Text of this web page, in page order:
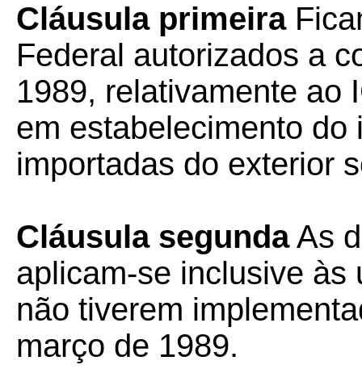
Cláusula primeira
Federal autorizados a
1989, relativamente ao
em estabelecimento do
importadas do exterior
Cláusula segundaAs
aplicam-se inclusive às
não tiverem
março de 1989.